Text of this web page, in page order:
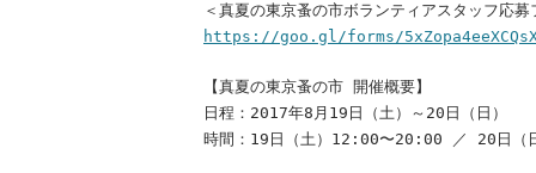
＜真夏の東京蚤の市ボランティアスタッフ応募
https://goo.gl/forms/
【真夏の東京蚤の市 開催概要】
日程：2017年8月19日（土）～20日（日）
時間：19日（土）12:00〜20:00 ／ 20日